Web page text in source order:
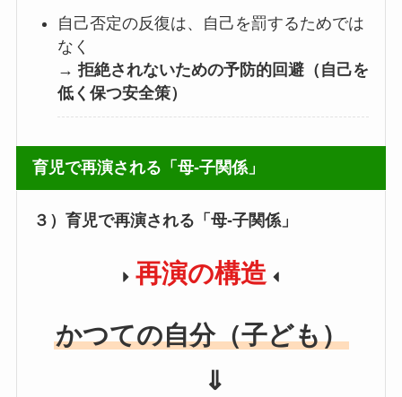
自己否定の反復は、自己を罰するためでは
なく
→ 拒絶されないための予防的回避（自己を
低く保つ安全策）
育児で再演される「母‐子関係」
３）育児で再演される「母‐子関係」
再演の構造
かつての自分（子ども）
⇓